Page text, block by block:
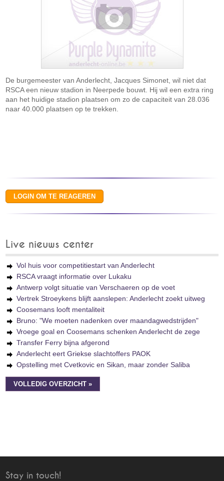
De burgemeester van Anderlecht, Jacques Simonet, wil niet dat
RSCA een nieuw stadion in Neerpede bouwt. Hij wil een extra ring
aan het huidige stadion plaatsen om zo de capaciteit van 28.036
naar 40.000 plaatsen op te trekken.
Live nieuws center
Vol huis voor competitiestart van Anderlecht
RSCA vraagt informatie over Lukaku
Antwerp volgt situatie van Verschaeren op de voet
Vertrek Stroeykens blijft aanslepen: Anderlecht zoekt uitweg
Coosemans looft mentaliteit
Bruno: "We moeten nadenken over maandagwedstrijden"
Vroege goal en Coosemans schenken Anderlecht de zege
Transfer Ferry bijna afgerond
Anderlecht eert Griekse slachtoffers PAOK
Opstelling met Cvetkovic en Sikan, maar zonder Saliba
VOLLEDIG OVERZICHT »
Stay in touch!